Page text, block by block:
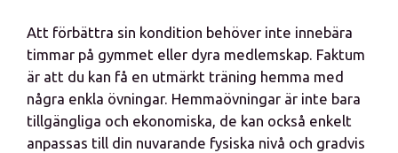
Att förbättra sin kondition behöver inte innebära
timmar på gymmet eller dyra medlemskap. Faktum
är att du kan få en utmärkt träning hemma med
några enkla övningar. Hemmaövningar är inte bara
tillgängliga och ekonomiska, de kan också enkelt
anpassas till din nuvarande fysiska nivå och gradvis